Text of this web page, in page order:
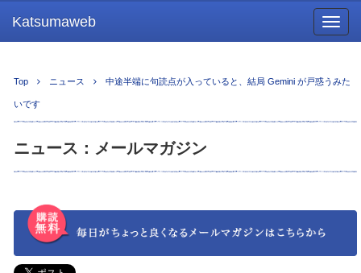
Katsumaweb
Top ニュース 中途半端に句読点が入っていると、結局 Gemini が戸惑うみた
いです
ニュース：メールマガジン